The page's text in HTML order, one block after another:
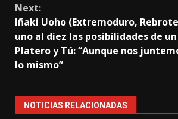
Next:
Iñaki Uoho (Extremoduro,
uno al diez las posibilidades de
Platero y Tú: “Aunque nos
lo mismo”
NOTICIAS RELACIONADAS